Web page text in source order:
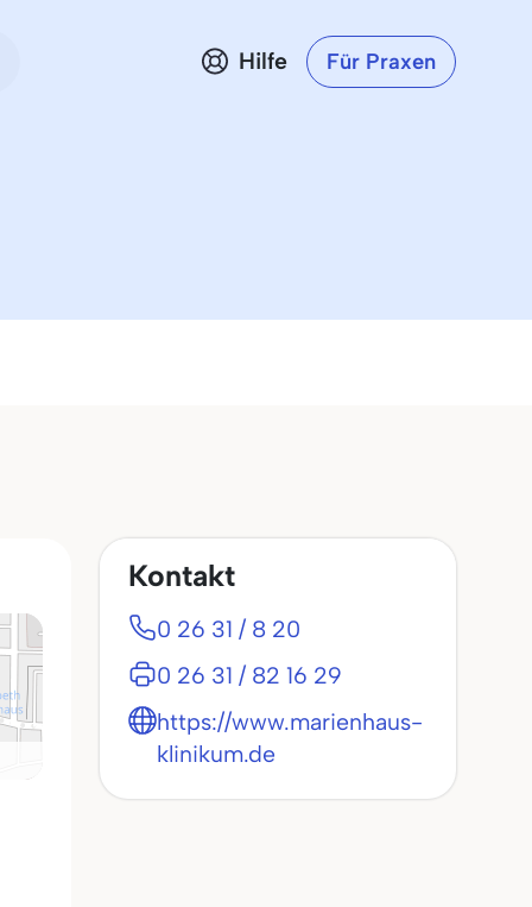
Hilfe Für Praxen
Kontakt
0 26 31 / 8 20
0 26 31 / 82 16 29
https://www.marienhaus-
klinikum.de